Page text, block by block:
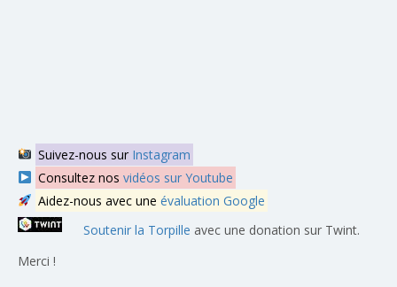
Suivez-nous sur Instagram
Consultez nos vidéos sur Youtube
Aidez-nous avec une évaluation Google
Soutenir la Torpille avec une donation sur Twint.
Merci !